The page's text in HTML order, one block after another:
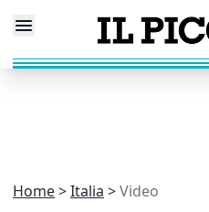
Home Italia Video